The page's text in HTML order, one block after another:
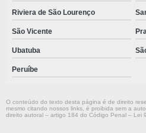
Riviera de São Lourenço
São Vicente
Ubatuba
Peruíbe
O conteúdo do texto desta página é de direito
mesmo citando nossos links, é proibida sem a
direito autoral – artigo 184 do Código Penal – Lei